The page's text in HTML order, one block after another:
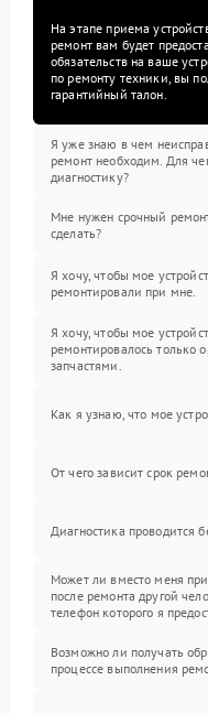
На этапе приема
ремонт вам будет
обязательств на ваше
по ремонту техники, вы
гарантийный талон.
Я уже знаю в чем
ремонт необходим. Для
диагностику?
Мне нужен срочный
сделать?
Я хочу, чтобы мое
ремонтировали при мне.
Я хочу, чтобы мое
ремонтировалось только
запчастями.
Как я узнаю, что мое
От чего зависит срок
Диагностика проводится
Может ли вместо меня
после ремонта другой
телефон которого я
Возможно ли получать
процессе выполнения